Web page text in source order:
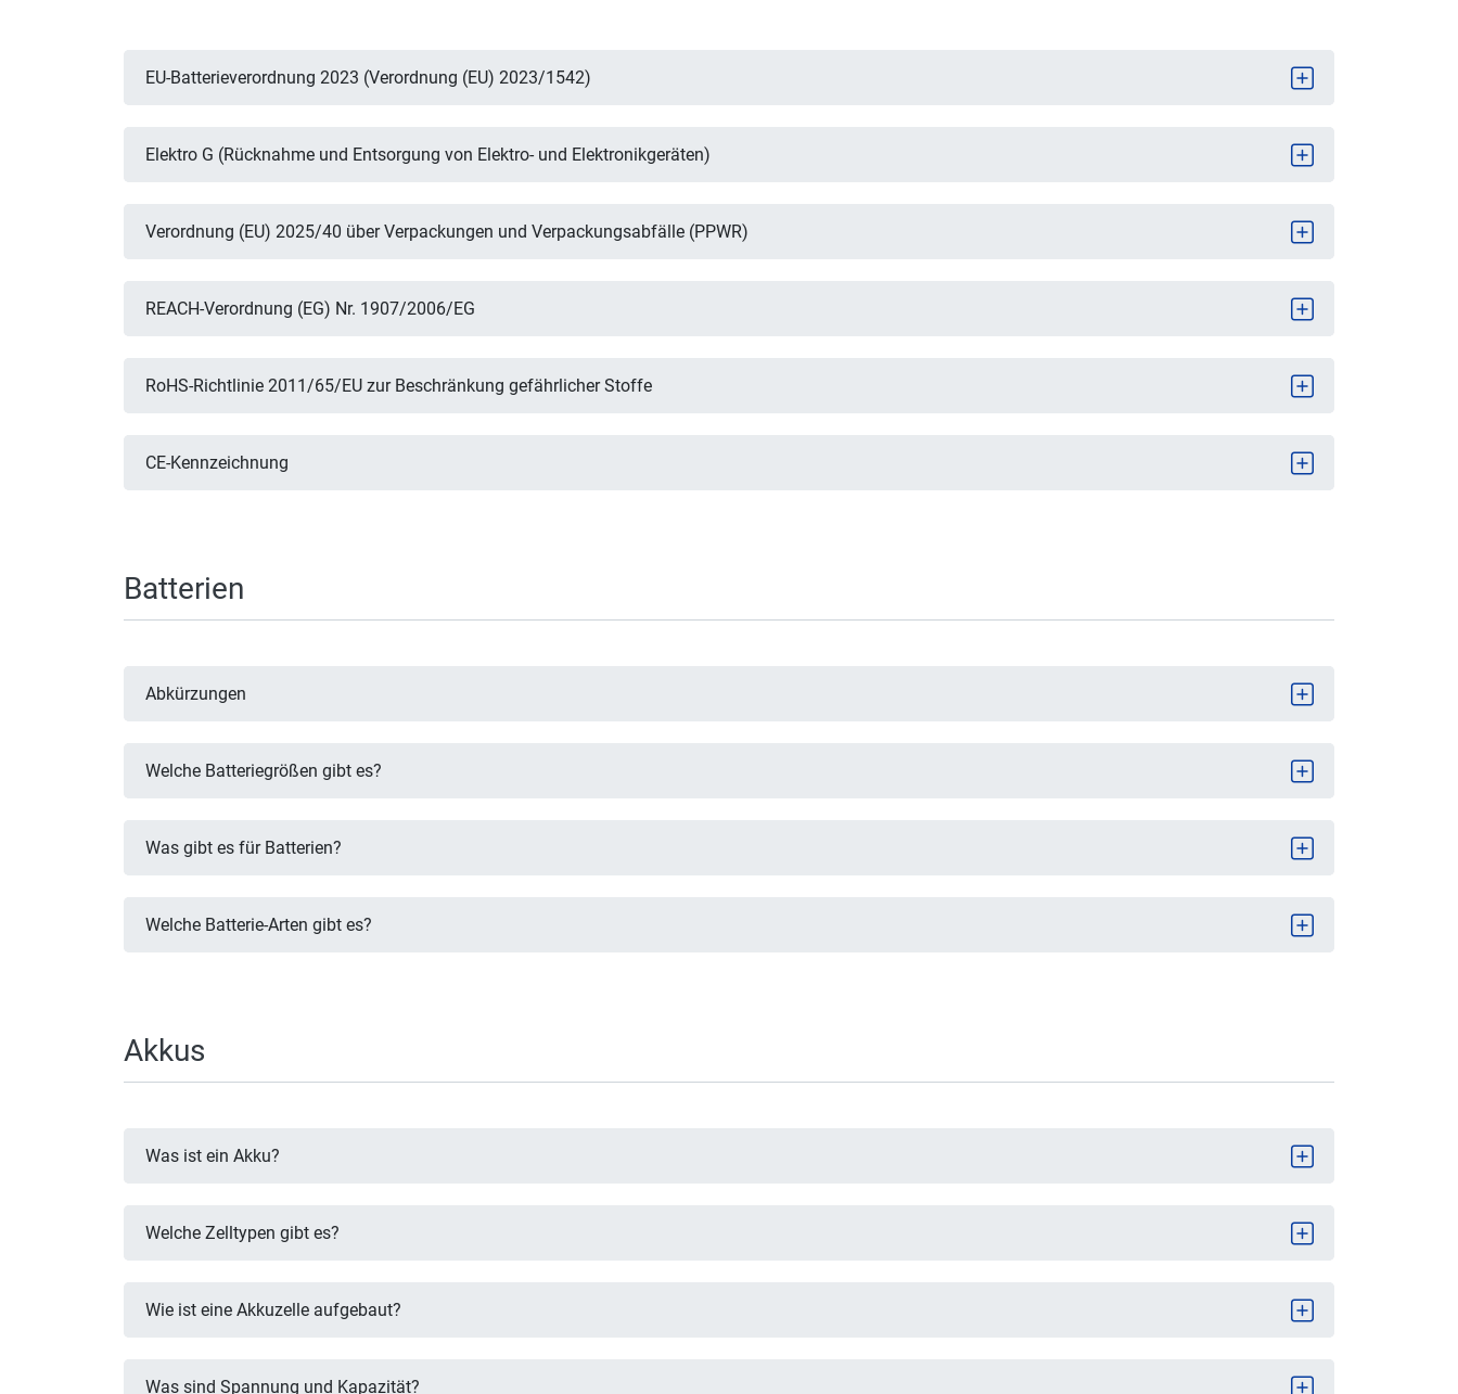
EU-Batterieverordnung 2023 (Verordnung (EU) 2023/1542)
Elektro G (Rücknahme und Entsorgung von Elektro- und Elektronikgeräten)
Verordnung (EU) 2025/40 über Verpackungen und Verpackungsabfälle (PPWR)
REACH-Verordnung (EG) Nr. 1907/2006/EG
RoHS-Richtlinie 2011/65/EU zur Beschränkung gefährlicher Stoffe
CE-Kennzeichnung
Batterien
Abkürzungen
Welche Batteriegrößen gibt es?
Was gibt es für Batterien?
Welche Batterie-Arten gibt es?
Akkus
Was ist ein Akku?
Welche Zelltypen gibt es?
Wie ist eine Akkuzelle aufgebaut?
Was sind Spannung und Kapazität?